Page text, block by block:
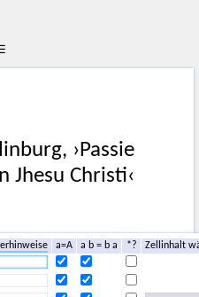
›Passie
Jhesu Christi‹
a=A a b = b a *?
Zellinhalt